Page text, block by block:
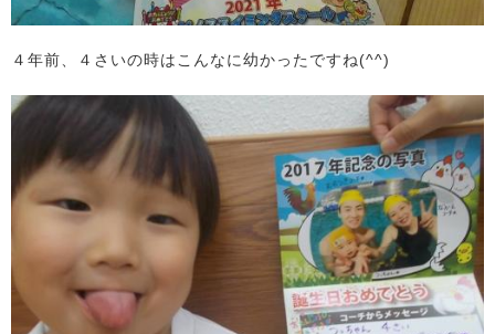
４年前、４さいの時はこんなに幼かったですね(^^)